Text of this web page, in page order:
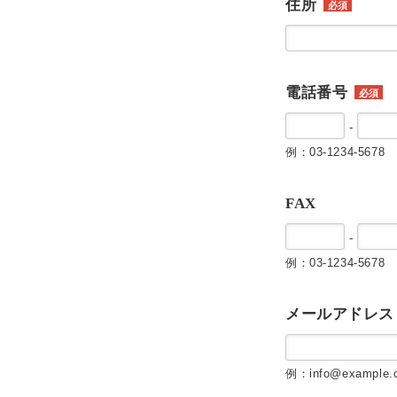
住所 必須
電話番号 必須
-
例：03-1234-5678
FAX
-
例：03-1234-5678
メールアドレス
例：